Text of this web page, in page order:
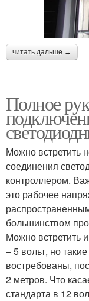
читать дальше →
Полное
Можно встретить
соединения
контроллером.
это рабочее
большинством
Можно встретить
– 5 вольт, но
востребованы,
2 метров. Что
стандарта в 12